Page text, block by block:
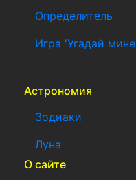
Определитель
Игра 'Угадай
Астрономия
Зодиаки
Луна
О сайте